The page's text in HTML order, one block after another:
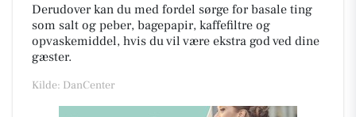
Derudover kan du med fordel sørge for basale ting
som salt og peber, bagepapir, kaffefiltre og
opvaskemiddel, hvis du vil være ekstra god ved dine
gæster.
Kilde: DanCenter